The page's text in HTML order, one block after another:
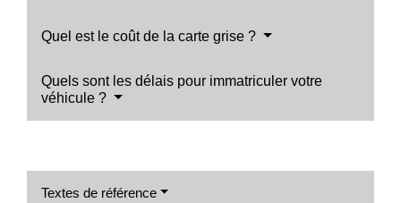
Quel est le coût de la carte grise ?
Quels sont les délais pour immatriculer votre
véhicule ?
Textes de référence